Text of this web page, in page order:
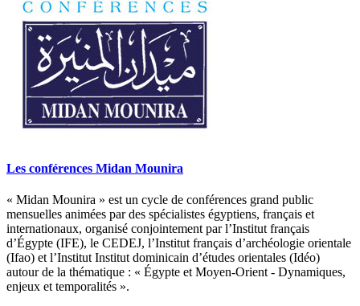
Les conférences Midan Mounira
« Midan Mounira » est un cycle de conférences grand public
mensuelles animées par des spécialistes égyptiens, français et
internationaux, organisé conjointement par l’Institut français
d’Égypte (IFE), le CEDEJ, l’Institut français d’archéologie orientale
(Ifao) et l’Institut Institut dominicain d’études orientales (Idéo)
autour de la thématique : « Égypte et Moyen-Orient - Dynamiques,
enjeux et temporalités ».